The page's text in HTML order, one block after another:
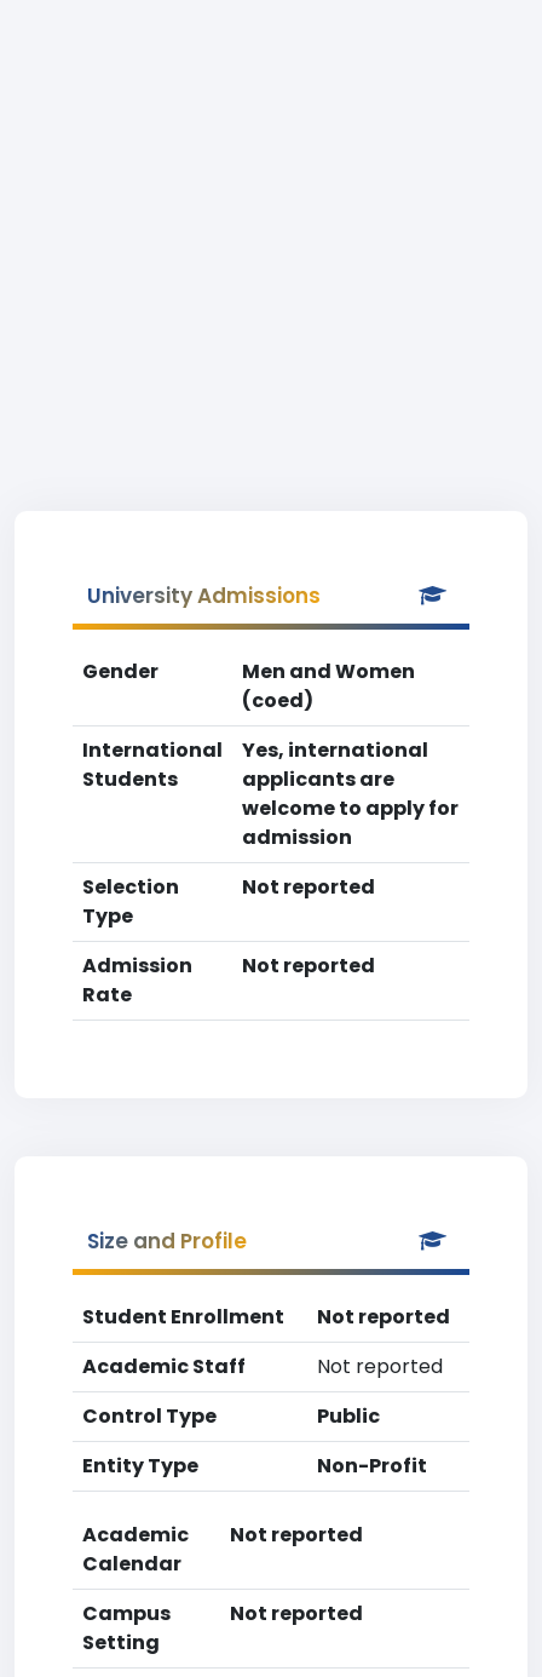
University Admissions
Gender
Men and Women
(coed)
International
Students
Yes, international
applicants are
welcome to apply for
admission
Selection
Type
Not reported
Admission
Rate
Not reported
Size and Profile
Student Enrollment
Not reported
Academic Staff
Not reported
Control Type
Public
Entity Type
Non-Profit
Academic
Calendar
Not reported
Campus
Setting
Not reported